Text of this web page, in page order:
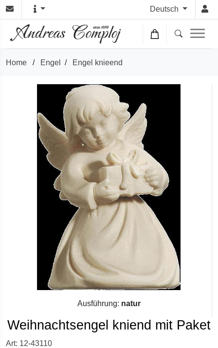
Deutsch
Home / Engel / Engel knieend
Ausführung: natur
Weihnachtsengel kniend mit Paket
Art: 12-43110